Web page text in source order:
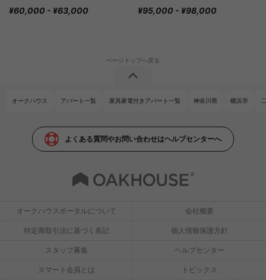
¥60,000 - ¥63,000 ¥95,000 - ¥98,000
オークハウス アパート一覧 家具家電付きアパート一覧 神奈川県 横浜市
よくある質問やお問い合わせはヘルプセンターへ
オークハウスポータルについて 会社概要
特定商取引法に基づく表記 個人情報保護方針
スタッフ募集 ヘルプセンター
スマート会員とは トピックス